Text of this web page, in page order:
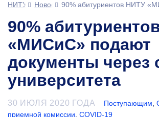
НИТУ МИСИС
Новости90% абитуриентов НИТУ
90%
«МИСиС» подают
документы через
университета
30 ИЮЛЯ 2020 ГОДА Поступающим
приемной комиссии COVID-19